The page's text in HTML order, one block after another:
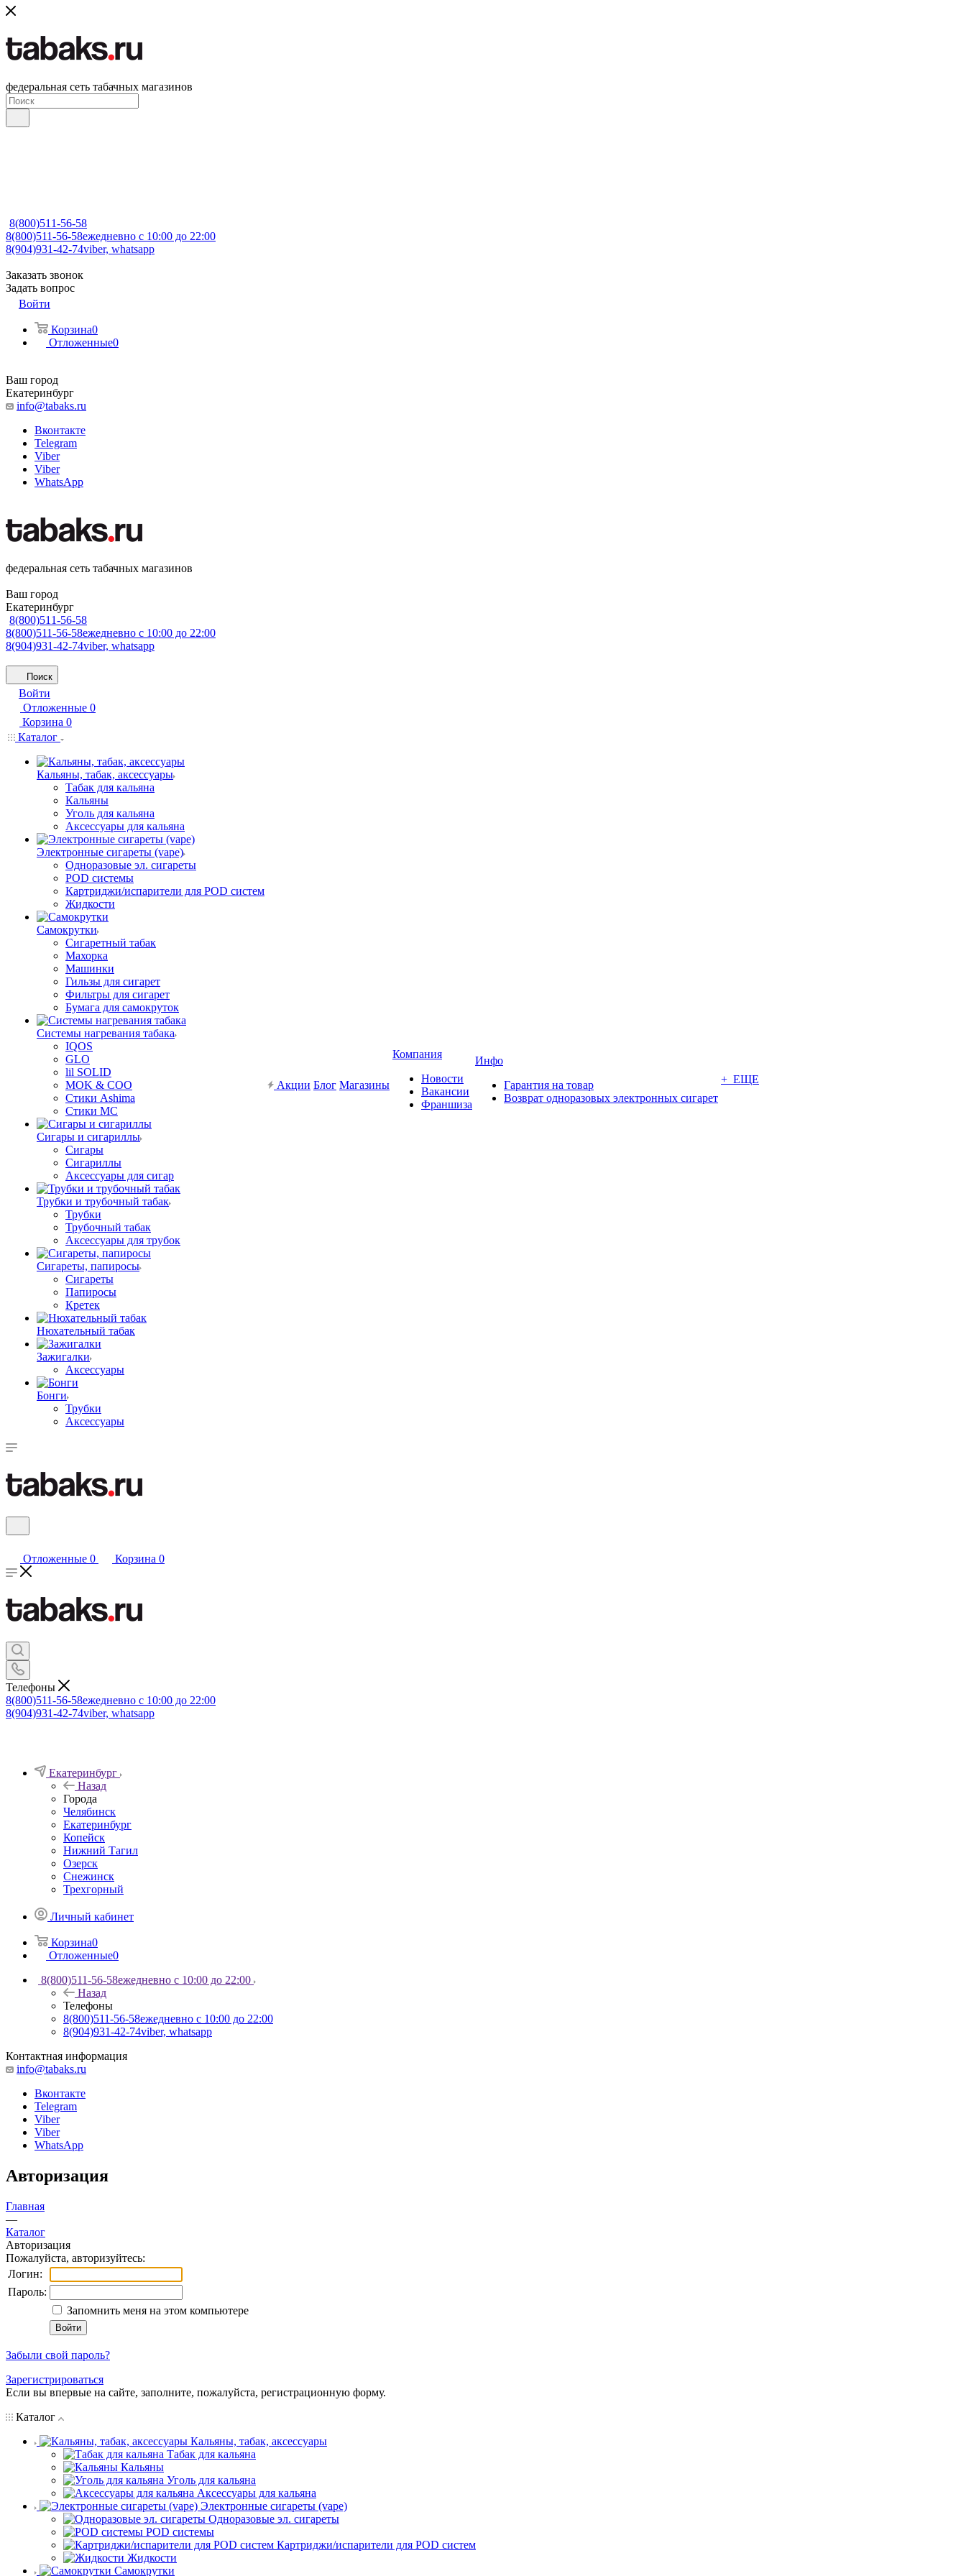
федеральная сеть табачных магазинов
8(800)511-56-58
8(800)511-56-58ежедневно с 10:00 до 22:00
8(904)931-42-74viber, whatsapp
Заказать звонок
Задать вопрос
Войти
Корзина0
Отложенные0
Ваш город
Екатеринбург
info@tabaks.ru
Вконтакте
Telegram
Viber
Viber
WhatsApp
федеральная сеть табачных магазинов
Ваш город
Екатеринбург
8(800)511-56-58
8(800)511-56-58ежедневно с 10:00 до 22:00
8(904)931-42-74viber, whatsapp
Поиск
Войти
Отложенные 0
Корзина 0
Каталог
Кальяны, табак, аксессуары
Табак для кальяна
Кальяны
Уголь для кальяна
Аксессуары для кальяна
Электронные сигареты (vape)
Одноразовые эл. сигареты
POD системы
Картриджи/испарители для POD систем
Жидкости
Самокрутки
Сигаретный табак
Махорка
Машинки
Гильзы для сигарет
Фильтры для сигарет
Бумага для самокруток
Системы нагревания табака
IQOS
GLO
lil SOLID
MOK & COO
Стики Ashima
Стики MC
Сигары и сигариллы
Сигары
Сигариллы
Аксессуары для сигар
Трубки и трубочный табак
Трубки
Трубочный табак
Аксессуары для трубок
Сигареты, папиросы
Сигареты
Папиросы
Кретек
Нюхательный табак
Зажигалки
Аксессуары
Бонги
Трубки
Аксессуары
Акции Блог Магазины
Компания
Новости
Вакансии
Франшиза
Инфо
Гарантия на товар
Возврат одноразовых электронных сигарет
+ ЕЩЕ
Отложенные 0 Корзина 0
Телефоны
8(800)511-56-58ежедневно с 10:00 до 22:00
8(904)931-42-74viber, whatsapp
Екатеринбург
Назад
Города
Челябинск
Екатеринбург
Копейск
Нижний Тагил
Озерск
Снежинск
Трехгорный
Личный кабинет
Корзина0
Отложенные0
8(800)511-56-58ежедневно с 10:00 до 22:00
Назад
Телефоны
8(800)511-56-58ежедневно с 10:00 до 22:00
8(904)931-42-74viber, whatsapp
Контактная информация
info@tabaks.ru
Вконтакте
Telegram
Viber
Viber
WhatsApp
Авторизация
Главная
—
Каталог
Авторизация
Пожалуйста, авторизуйтесь:
Логин:
Пароль:
Запомнить меня на этом компьютере
Забыли свой пароль?
Зарегистрироваться
Если вы впервые на сайте, заполните, пожалуйста, регистрационную форму.
Каталог
Кальяны, табак, аксессуары
Табак для кальяна
Кальяны
Уголь для кальяна
Аксессуары для кальяна
Электронные сигареты (vape)
Одноразовые эл. сигареты
POD системы
Картриджи/испарители для POD систем
Жидкости
Самокрутки